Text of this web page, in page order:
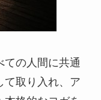
ての人間に共通
て取り入れ、ア